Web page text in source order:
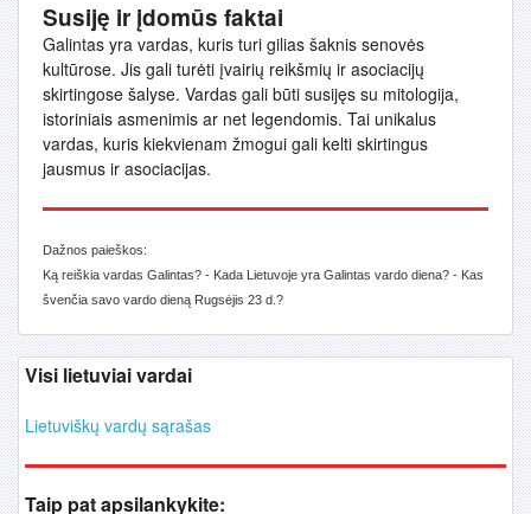
Susiję ir įdomūs faktai
Galintas yra vardas, kuris turi gilias šaknis senovės
kultūrose. Jis gali turėti įvairių reikšmių ir asociacijų
skirtingose šalyse. Vardas gali būti susijęs su mitologija,
istoriniais asmenimis ar net legendomis. Tai unikalus
vardas, kuris kiekvienam žmogui gali kelti skirtingus
jausmus ir asociacijas.
Dažnos paieškos:
Ką reiškia vardas Galintas? - Kada Lietuvoje yra Galintas vardo diena? - Kas
švenčia savo vardo dieną Rugsėjis 23 d.?
Visi lietuviai vardai
Lietuviškų vardų sąrašas
Taip pat apsilankykite: